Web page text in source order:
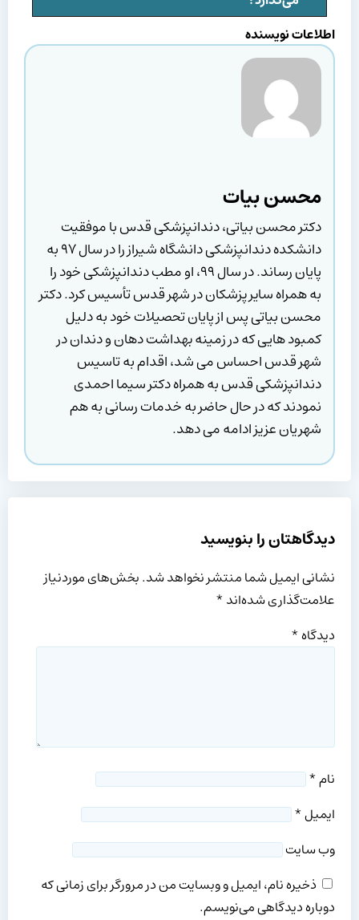
اطلاعات نویسنده
محسن بیات
دکتر محسن بیاتی، دندانپزشکی قدس با موفقیت
دانشکده دندانپزشکی دانشگاه شیراز را در سال ۹۷ به
پایان رساند. در سال ۹۹، او مطب دندانپزشکی خود را
به همراه سایر پزشکان در شهر قدس تأسیس کرد. دکتر
محسن بیاتی پس از پایان تحصیلات خود به دلیل
کمبود هایی که در زمینه بهداشت دهان و دندان در
شهر قدس احساس می شد، اقدام به تاسیس
دندانپزشکی قدس به همراه دکتر سیما احمدی
نمودند که در حال حاضر به خدمات رسانی به هم
شهریان عزیز ادامه می دهد.
دیدگاهتان را بنویسید
نشانی ایمیل شما منتشر نخواهد شد.بخش‌های موردنیاز
علامت‌گذاری شده‌اند*
دیدگاه*
نام*
ایمیل*
وب‌ سایت
ذخیره نام، ایمیل و وبسایت من در مرورگر برای زمانی که
دوباره دیدگاهی می‌نویسم.